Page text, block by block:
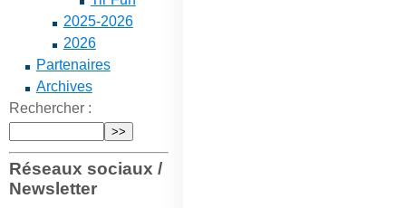
2025-2026
2026
Partenaires
Archives
Rechercher :
Réseaux sociaux /
Newsletter